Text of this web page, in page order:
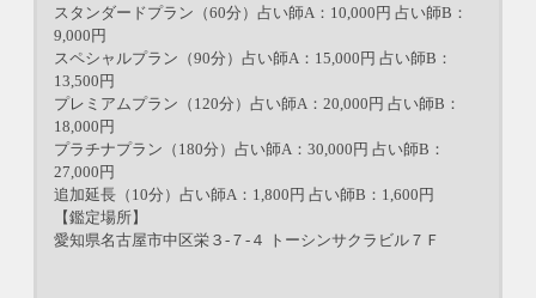
スタンダードプラン（60分）占い師A：10,000円 占い師B：
9,000円
スペシャルプラン（90分）占い師A：15,000円 占い師B：
13,500円
プレミアムプラン（120分）占い師A：20,000円 占い師B：
18,000円
プラチナプラン（180分）占い師A：30,000円 占い師B：
27,000円
追加延長（10分）占い師A：1,800円 占い師B：1,600円
【鑑定場所】
愛知県名古屋市中区栄３-７-４ トーシンサクラビル７Ｆ